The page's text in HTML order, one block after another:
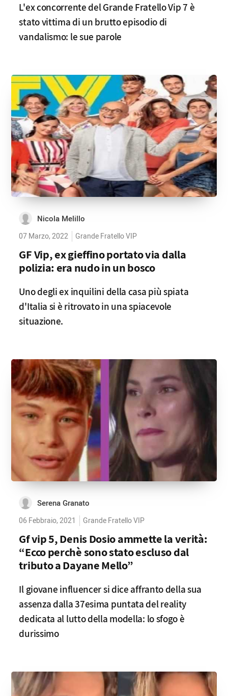
L'ex concorrente del Grande Fratello Vip 7 è
stato vittima di un brutto episodio di
vandalismo: le sue parole
Nicola Melillo
07 Marzo, 2022 Grande Fratello VIP
GF Vip, ex gieffino portato via dalla
polizia: era nudo in un bosco
Uno degli ex inquilini della casa più spiata
d'Italia si è ritrovato in una spiacevole
situazione.
Serena Granato
06 Febbraio, 2021 Grande Fratello VIP
Gf vip 5, Denis Dosio ammette la verità:
“Ecco perchè sono stato escluso dal
tributo a Dayane Mello”
Il giovane influencer si dice affranto della sua
assenza dalla 37esima puntata del reality
dedicata al lutto della modella: lo sfogo è
durissimo